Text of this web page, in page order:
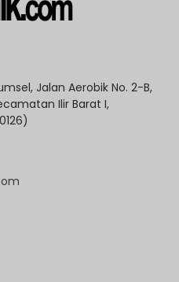
Jalan Aerobik No. 2-B,
Ilir Barat I,